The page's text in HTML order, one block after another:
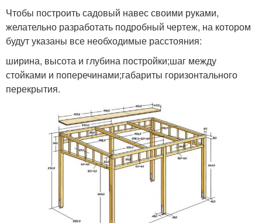
Чтобы построить садовый навес своими руками,
желательно разработать подробный чертеж, на котором
будут указаны все необходимые расстояния:
ширина, высота и глубина постройки;шаг между
стойками и поперечинами;габариты горизонтального
перекрытия.